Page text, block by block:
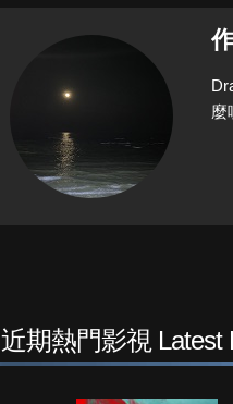
麼
近期熱門影視 Latest